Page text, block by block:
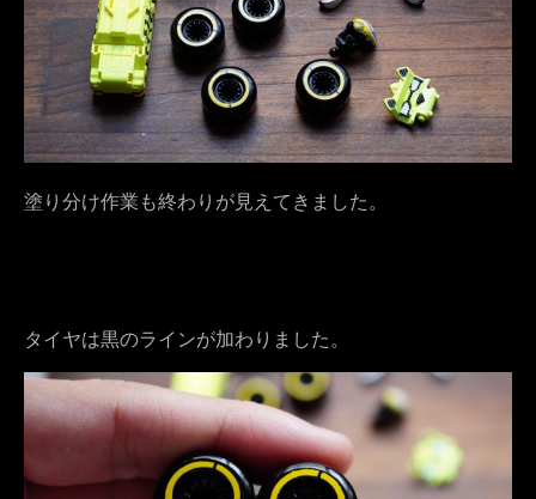
塗り分け作業も終わりが見えてきました。
タイヤは黒のラインが加わりました。